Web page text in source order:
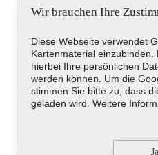
+49 (0)7546-918541
Telefax
+49 (0)7546-918544
E-Mail-Adresse
a.berger@fahrschuleschobloch.de
Wir brauchen Ihre
Diese Webseite verwendet
Kartenmaterial einzubinden.
hierbei Ihre persönlichen
werden können. Um die
stimmen Sie bitte zu, dass
geladen wird. Weitere